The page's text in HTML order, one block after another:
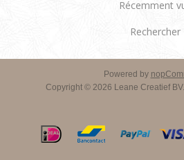
Récemment
Rechercher
Powered by
Copyright © 2026 Leane Creatief